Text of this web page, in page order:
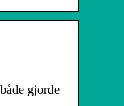
gjorde